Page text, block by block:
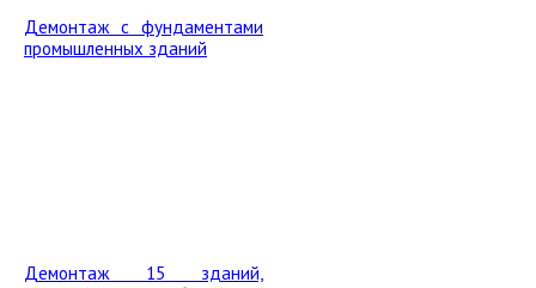
Демонтаж с фундаментами
промышленных зданий
Демонтаж 15 зданий,